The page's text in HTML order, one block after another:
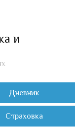
и
Дневник
Страховка